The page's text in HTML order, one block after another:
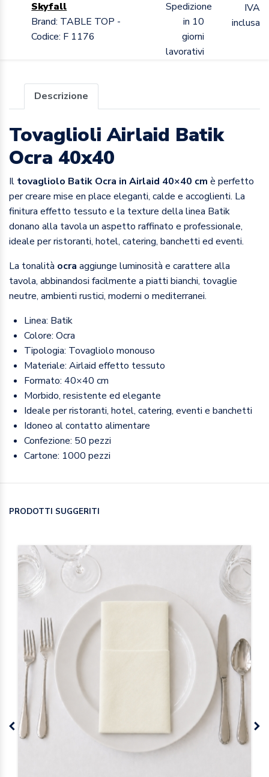
Skyfall
Brand: TABLE TOP -
Codice: F 1176
Spedizione
in 10
giorni
lavorativi
IVA
inclusa
Descrizione
Tovaglioli Airlaid Batik
Ocra 40x40
Il tovagliolo Batik Ocra in Airlaid 40×40 cm è perfetto
per creare mise en place eleganti, calde e accoglienti. La
finitura effetto tessuto e la texture della linea Batik
donano alla tavola un aspetto raffinato e professionale,
ideale per ristoranti, hotel, catering, banchetti ed eventi.
La tonalità ocra aggiunge luminosità e carattere alla
tavola, abbinandosi facilmente a piatti bianchi, tovaglie
neutre, ambienti rustici, moderni o mediterranei.
Linea: Batik
Colore: Ocra
Tipologia: Tovagliolo monouso
Materiale: Airlaid effetto tessuto
Formato: 40×40 cm
Morbido, resistente ed elegante
Ideale per ristoranti, hotel, catering, eventi e banchetti
Idoneo al contatto alimentare
Confezione: 50 pezzi
Cartone: 1000 pezzi
PRODOTTI SUGGERITI